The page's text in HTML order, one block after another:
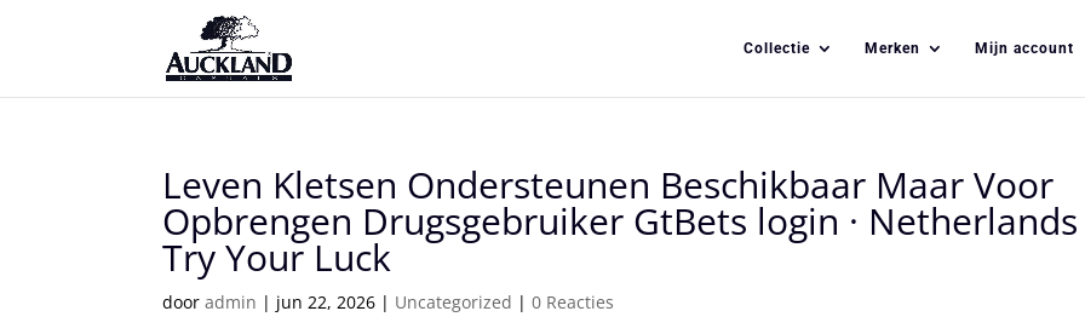
Collectie Merken Mijn account
Leven Kletsen Ondersteunen Beschikbaar Maar Voor
Opbrengen Drugsgebruiker GtBets login · Netherlands
Try Your Luck
dooradmin | jun 22, 2026 | Uncategorized |0 Reacties